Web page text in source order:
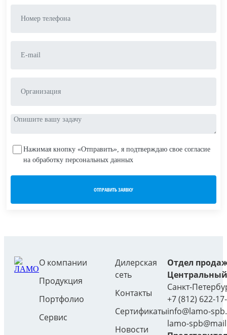
Нажимая кнопку «Отправить», я подтверждаю свое согласие
на обработку персональных данных
ОТПРАВИТЬ ЗАЯВКУ
О компании
Продукция
Портфолио
Сервис
Дилерская
сеть
Контакты
Сертификаты
Новости
Отдел
Санкт-
+7 (812) 622-
info@lamo-
lamo-